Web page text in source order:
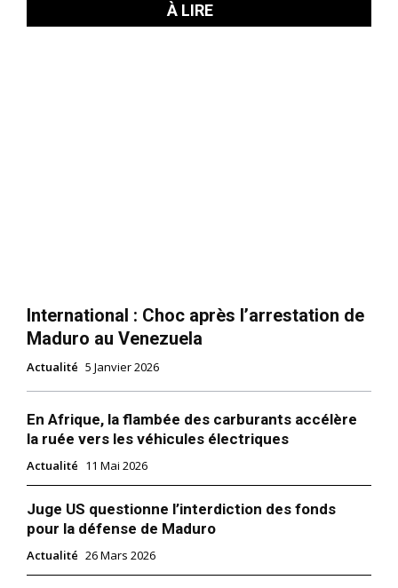
À LIRE
International : Choc après l’arrestation de
Maduro au Venezuela
Actualité 5 Janvier 2026
En Afrique, la flambée des carburants accélère
la ruée vers les véhicules électriques
Actualité 11 Mai 2026
Juge US questionne l’interdiction des fonds
pour la défense de Maduro
Actualité 26 Mars 2026